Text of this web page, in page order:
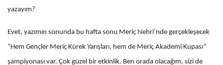
yazayım?
Evet, yazımın sonunda bu hafta sonu Meriç Nehri’nde gerçekleşecek
“Hem Gençler Meriç Kürek Yarışları, hem de Meriç Akademi Kupası”
şampiyonası var. Çok güzel bir etkinlik. Ben orada olacağım, sizi de